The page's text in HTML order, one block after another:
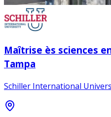
Maîtrise ès sciences
Tampa
Schiller International